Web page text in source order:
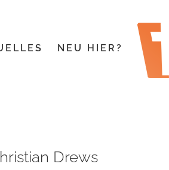
NEU HIER?
Drews